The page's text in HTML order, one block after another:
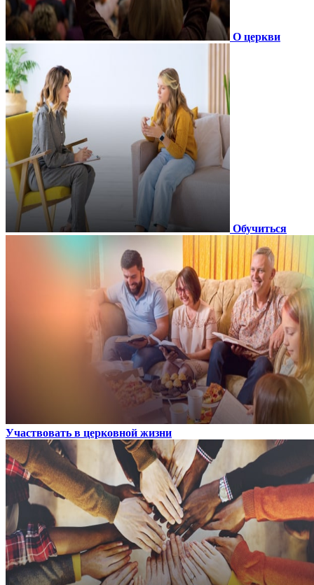
О церкви
Обучиться
Участвовать в церковной жизни